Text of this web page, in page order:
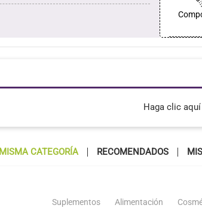
Haga clic
MISMA CATEGORÍA RECOMENDADOS
Suplementos Alimentación